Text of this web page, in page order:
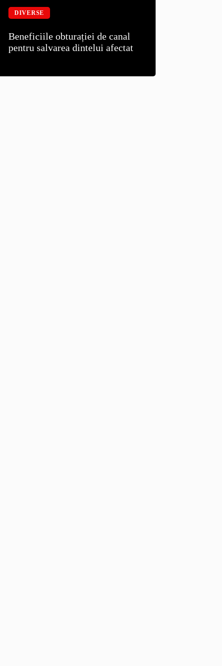
DIVERSE
Beneficiile obturației de canal
pentru salvarea dintelui afectat